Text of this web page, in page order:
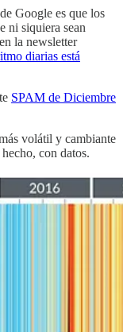
Google es que los
ni siquiera sean
la newsletter
diarias está
SPAM de Diciembre
volátil y cambiante
con datos.